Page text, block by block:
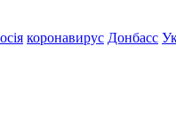
коронавирус Донбасс